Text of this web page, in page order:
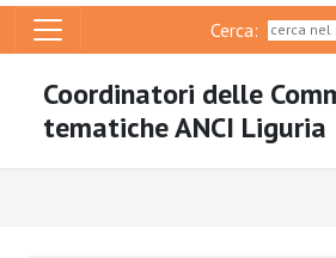
Cerca:
Coordinatori delle
tematiche ANCI Liguria